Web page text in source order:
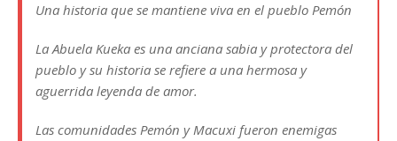
Una historia que se mantiene viva en el pueblo Pemón
La Abuela Kueka es una anciana sabia y protectora del
pueblo y su historia se refiere a una hermosa y
aguerrida leyenda de amor.
Las comunidades Pemón y Macuxi fueron enemigas